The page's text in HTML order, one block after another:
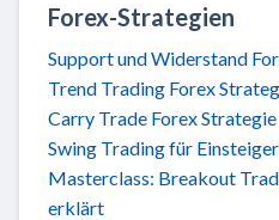
Forex-Strategien
Support und Widerstand
Trend Trading Forex
Carry Trade Forex Strategie
Swing Trading für Einsteiger
Masterclass: Breakout
erklärt